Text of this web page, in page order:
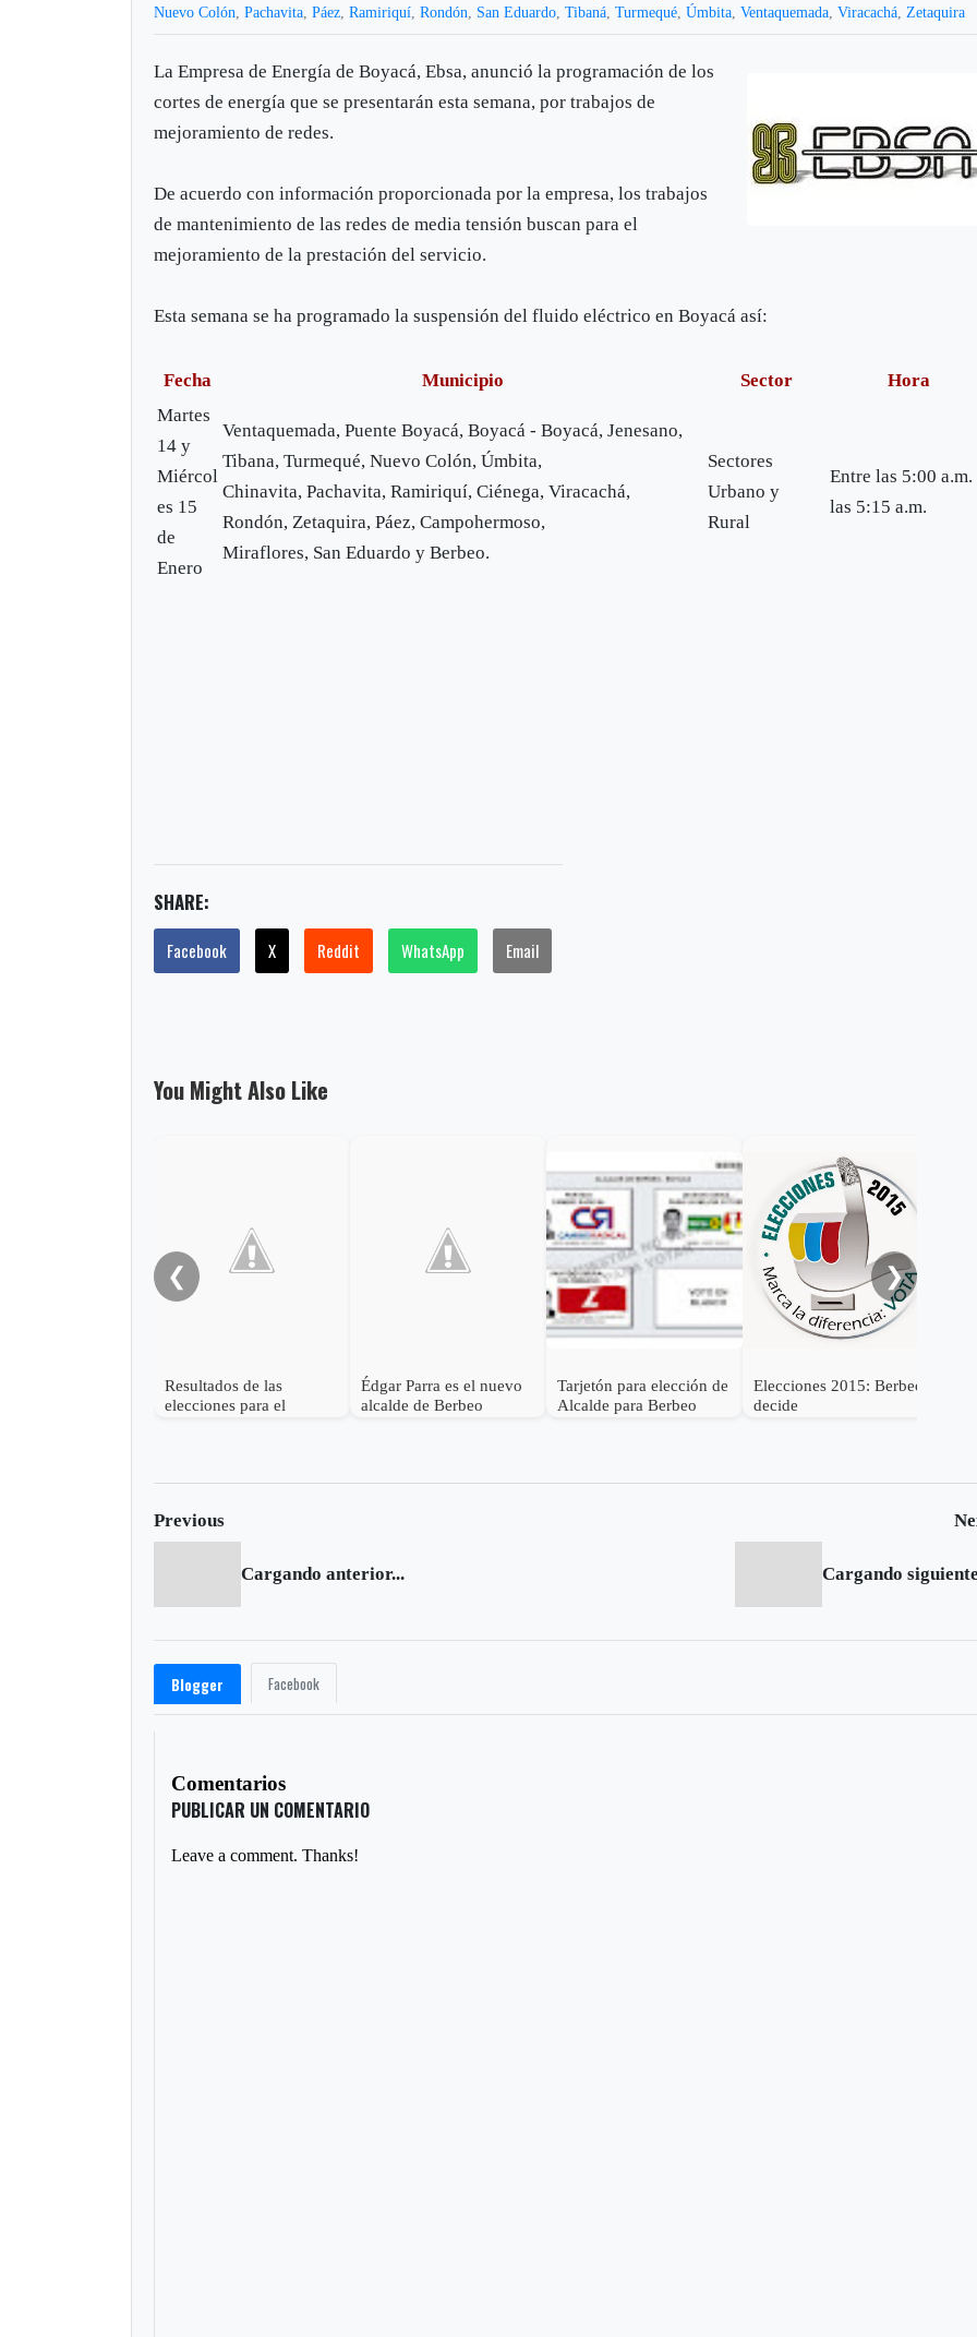
Nuevo Colón ,Pachavita ,Páez ,Ramiriquí ,Rondón San Eduardo ,Tibaná ,Turmequé ,Úmbita ,Ventaquemada ,Viracachá Zetaquira
La Empresa de Energía de Boyacá, Ebsa, anunció la programación de los
cortes de energía que se presentarán esta semana, por trabajos de
mejoramiento de redes.
De acuerdo con información proporcionada por la empresa, los trabajos
de mantenimiento de las redes de media tensión buscan para el
mejoramiento de la prestación del servicio.
Esta semana se ha programado la suspensión del fluido eléctrico en Boyacá así:
Fecha Municipio Sector
Hora
Martes
14 y
Miércol
es 15
de
Enero
Ventaquemada, Puente Boyacá, Boyacá - Boyacá, Jenesano,
Tibana, Turmequé, Nuevo Colón, Úmbita,
Chinavita, Pachavita, Ramiriquí, Ciénega, Viracachá,
Rondón, Zetaquira, Páez, Campohermoso,
Miraflores, San Eduardo y Berbeo.
Sectores
Urbano y
Rural
Entre las 5:00
las 5:15 a.m.
SHARE:
Facebook X Reddit WhatsApp Email
You Might Also Like
❮
Resultados de las
elecciones para el
Édgar Parra es el nuevo
alcalde de Berbeo
Tarjetón para elección de
Alcalde para Berbeo
Elecciones 2015: Berbeo
decide
❯
Previous
Cargando anterior... Cargando
Blogger Facebook
Comentarios
PUBLICAR UN COMENTARIO
Leave a comment. Thanks!